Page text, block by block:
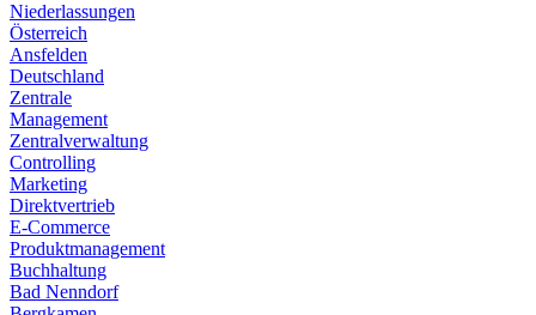
Niederlassungen
Österreich
Ansfelden
Deutschland
Zentrale
Management
Zentralverwaltung
Controlling
Marketing
Direktvertrieb
E-Commerce
Produktmanagement
Buchhaltung
Bad Nenndorf